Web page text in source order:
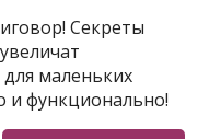
Секреты
маленьких
и функционально!